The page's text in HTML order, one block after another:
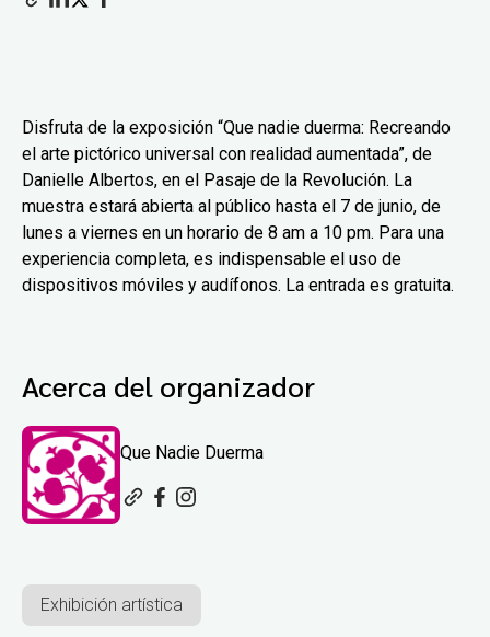
Disfruta de la exposición “Que nadie duerma: Recreando
el arte pictórico universal con realidad aumentada”, de
Danielle Albertos, en el Pasaje de la Revolución. La
muestra estará abierta al público hasta el 7 de junio, de
lunes a viernes en un horario de 8 am a 10 pm. Para una
experiencia completa, es indispensable el uso de
dispositivos móviles y audífonos. La entrada es gratuita.
Acerca del organizador
Que Nadie Duerma
Exhibición artística